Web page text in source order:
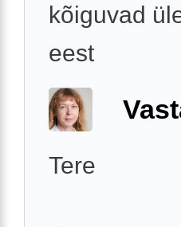
kõiguvad
eest
Tere